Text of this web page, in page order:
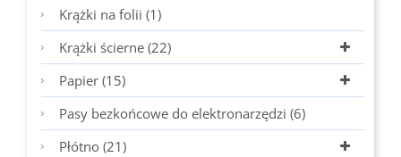
Krążki na folii (1)
Krążki ścierne (22)
Papier (15)
Pasy bezkońcowe do elektronarzędzi (6)
Płótno (21)